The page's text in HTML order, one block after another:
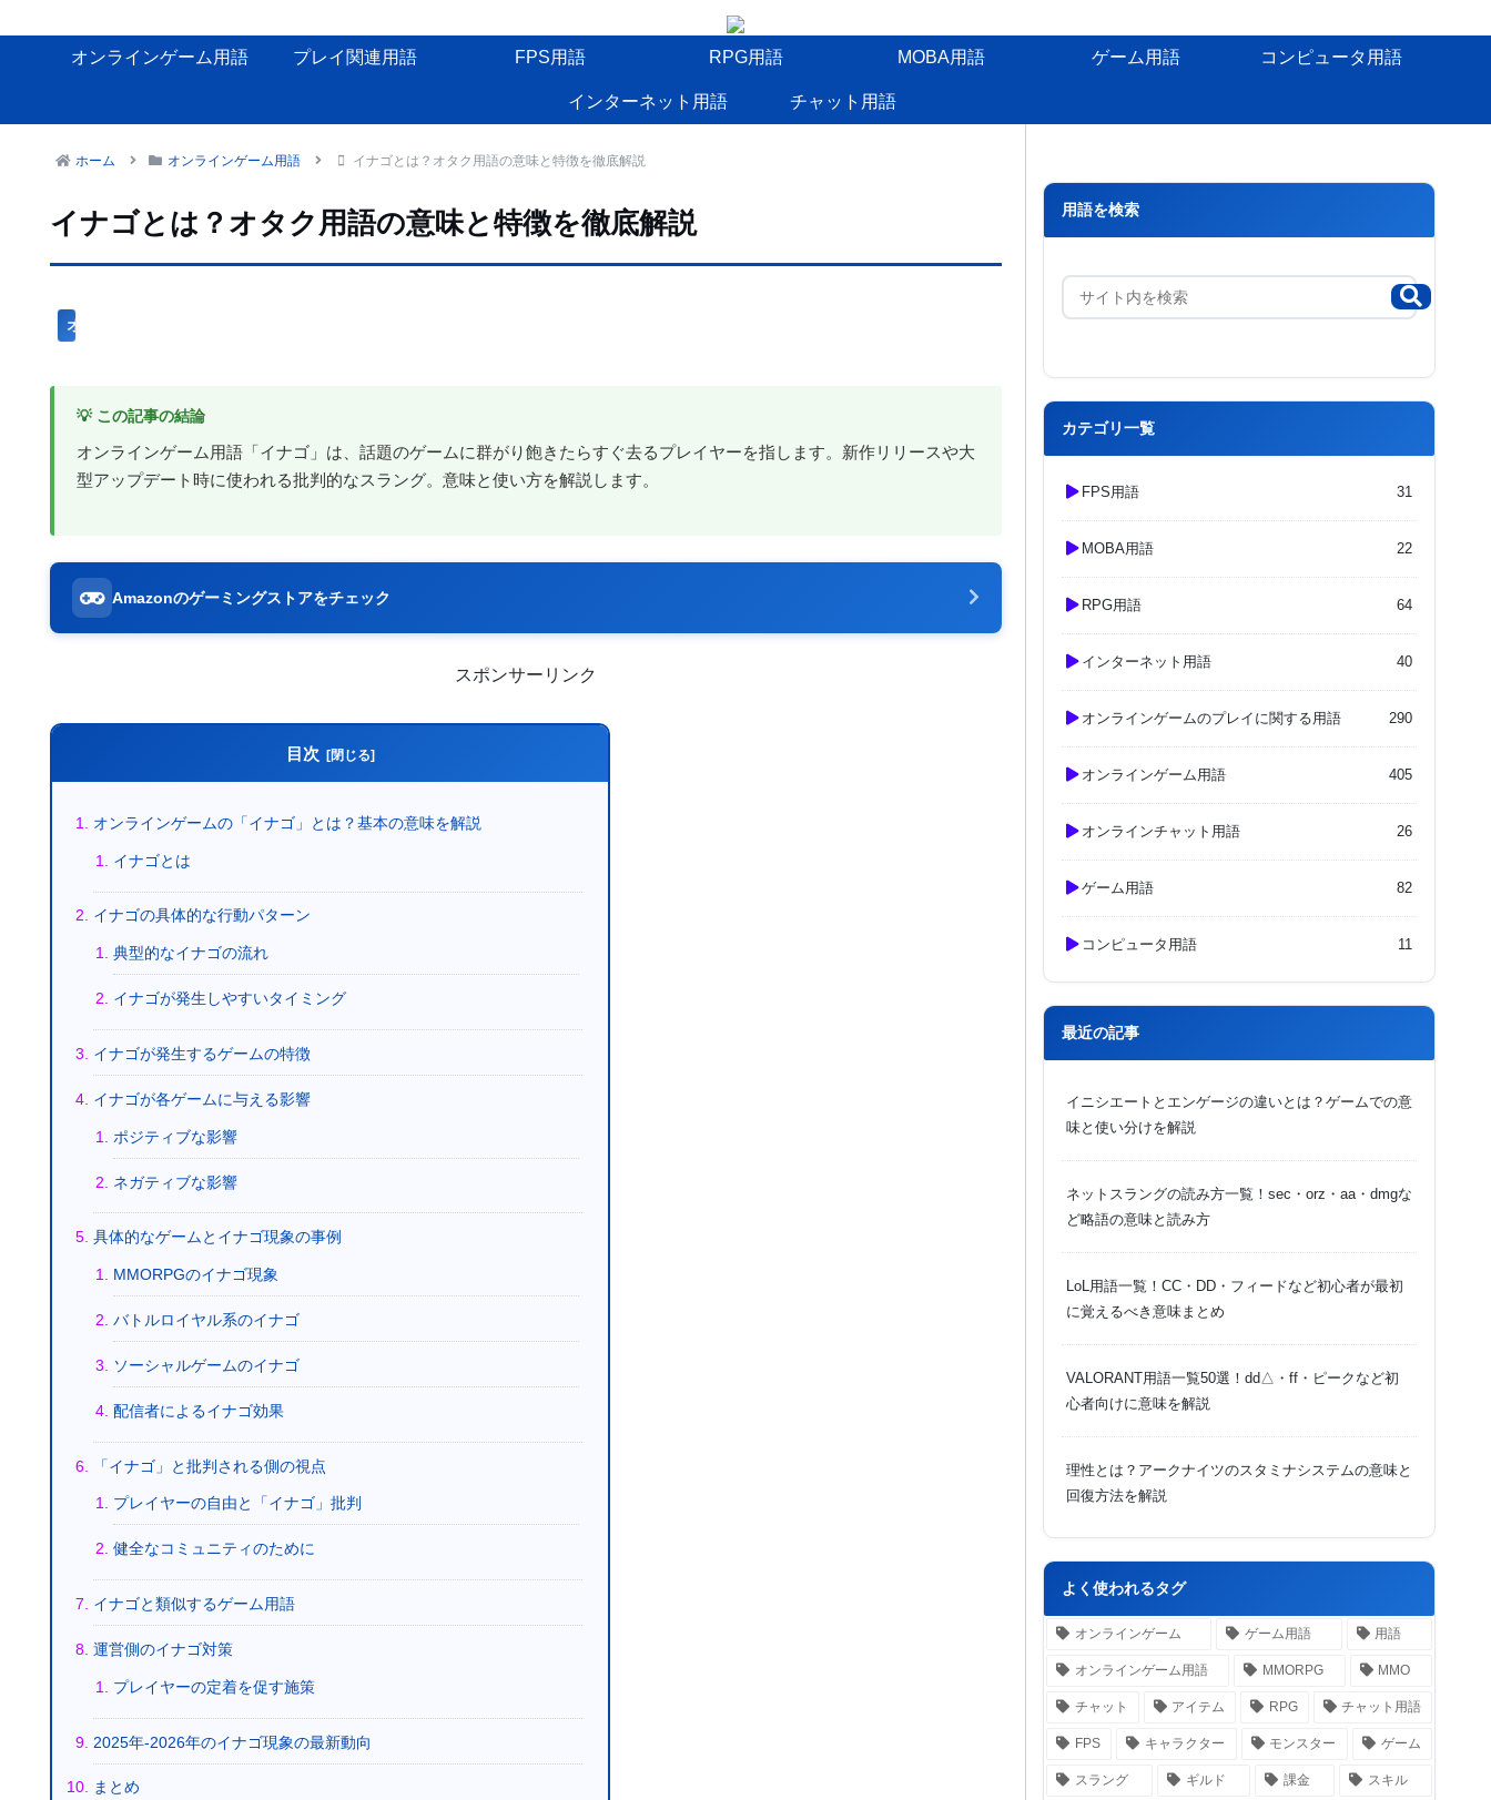
オンラインゲーム用語 プレイ関連用語 FPS用語 RPG用語 MOBA用語 ゲーム用語 コンピュータ用語
インターネット用語 チャット用語
ホーム オンラインゲーム用語 イナゴとは？オタク用語の意味と特徴を徹底解説
イナゴとは？オタク用語の意味と特徴を徹底解説
オンラインゲーム用語
💡 この記事の結論
オンラインゲーム用語「イナゴ」は、話題のゲームに群がり飽きたらすぐ去るプレイヤーを指します。新作リリースや大
型アップデート時に使われる批判的なスラング。意味と使い方を解説します。
Amazonのゲーミングストアをチェック
スポンサーリンク
目次
オンラインゲームの「イナゴ」とは？基本の意味を解説
イナゴとは
イナゴの具体的な行動パターン
典型的なイナゴの流れ
イナゴが発生しやすいタイミング
イナゴが発生するゲームの特徴
イナゴが各ゲームに与える影響
ポジティブな影響
ネガティブな影響
具体的なゲームとイナゴ現象の事例
MMORPGのイナゴ現象
バトルロイヤル系のイナゴ
ソーシャルゲームのイナゴ
配信者によるイナゴ効果
「イナゴ」と批判される側の視点
プレイヤーの自由と「イナゴ」批判
健全なコミュニティのために
イナゴと類似するゲーム用語
運営側のイナゴ対策
プレイヤーの定着を促す施策
2025年-2026年のイナゴ現象の最新動向
まとめ
用語を検索
カテゴリ一覧
FPS用語 31
MOBA用語 22
RPG用語 64
インターネット用語 40
オンラインゲームのプレイに関する用語 290
オンラインゲーム用語 405
オンラインチャット用語 26
ゲーム用語 82
コンピュータ用語 11
最近の記事
イニシエートとエンゲージの違いとは？ゲームでの意
味と使い分けを解説
ネットスラングの読み方一覧！sec・orz・aa・dmgな
ど略語の意味と読み方
LoL用語一覧！CC・DD・フィードなど初心者が最初
に覚えるべき意味まとめ
VALORANT用語一覧50選！dd△・ff・ピークなど初
心者向けに意味を解説
理性とは？アークナイツのスタミナシステムの意味と
回復方法を解説
よく使われるタグ
オンラインゲーム ゲーム用語 用語
オンラインゲーム用語 MMORPG MMO
チャット アイテム RPG チャット用語
FPS キャラクター モンスター ゲーム
スラング ギルド 課金 スキル